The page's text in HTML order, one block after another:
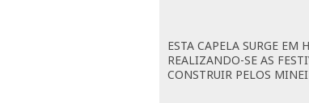
ESTA CAPELA SURGE
REALIZANDO-SE AS
CONSTRUIR PELOS